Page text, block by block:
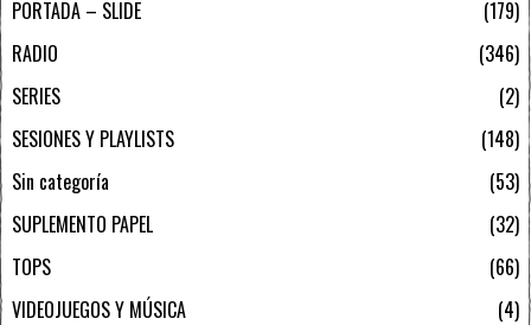
PORTADA – SLIDE
179
RADIO
346
SERIES
2
SESIONES Y PLAYLISTS
148
Sin categoría
53
SUPLEMENTO PAPEL
32
TOPS
66
VIDEOJUEGOS Y MÚSICA
4